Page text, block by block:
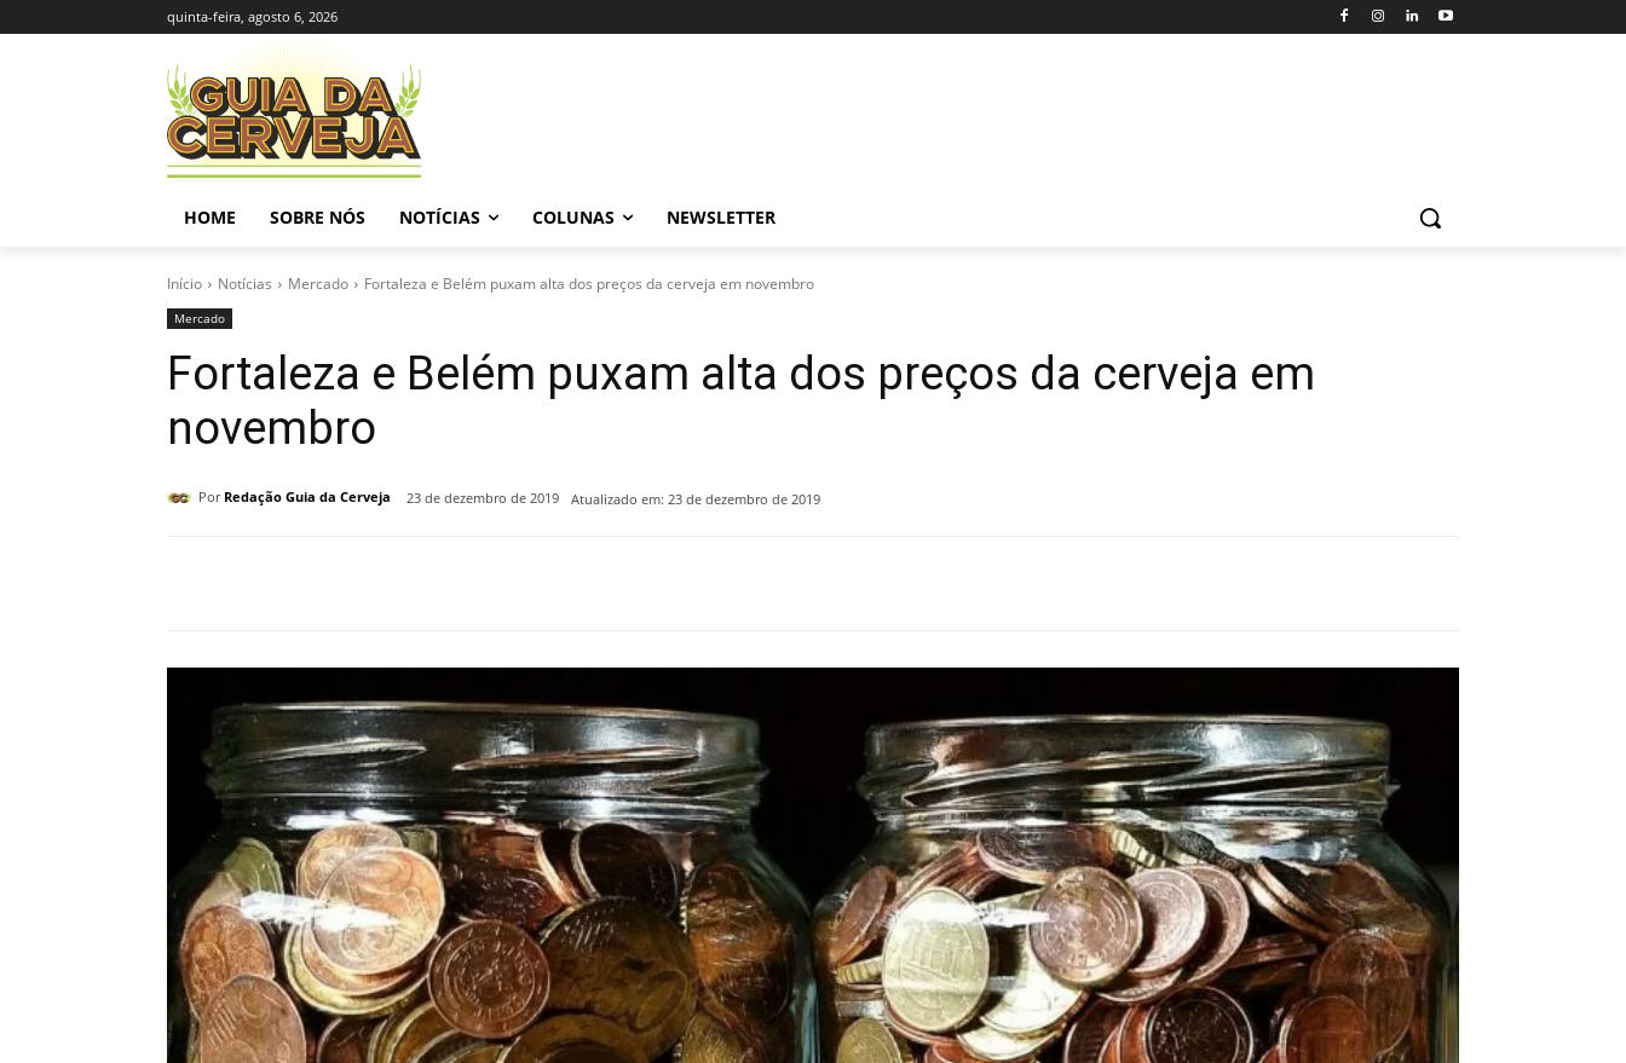
quinta-feira, agosto 6, 2026
HOME SOBRE NÓS NOTÍCIAS COLUNAS NEWSLETTER
Início Notícias Mercado Fortaleza e Belém puxam alta dos preços da cerveja em novembro
Mercado
Fortaleza e Belém puxam alta dos preços da cerveja em
novembro
Por Redação Guia da Cerveja 23 de dezembro de 2019 Atualizado em: 23 de dezembro de 2019